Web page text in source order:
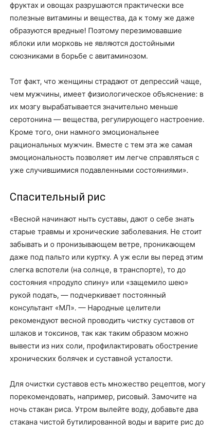
фруктах и овощах разрушаются практически все
полезные витамины и вещества, да к тому же даже
образуются вредные! Поэтому перезимовавшие
яблоки или морковь не являются достойными
союзниками в борьбе с авитаминозом.
Тот факт, что женщины страдают от депрессий чаще,
чем мужчины, имеет физиологическое объяснение: в
их мозгу вырабатывается значительно меньше
серотонина — вещества, регулирующего настроение.
Кроме того, они намного эмоциональнее
рациональных мужчин. Вместе с тем эта же самая
эмоциональность позволяет им легче справляться с
уже случившимися подавленными состояниями».
Спасительный рис
«Весной начинают ныть суставы, дают о себе знать
старые травмы и хронические заболевания. Не стоит
забывать и о пронизывающем ветре, проникающем
даже под пальто или куртку. А уж если вы перед этим
слегка вспотели (на солнце, в транспорте), то до
состояния «продуло спину» или «защемило шею»
рукой подать, — подчеркивает постоянный
консультант «МЛ». — Народные целители
рекомендуют весной проводить чистку суставов от
шлаков и токсинов, так как таким образом можно
вывести из них соли, профилактировать обострение
хронических болячек и суставной усталости.
Для очистки суставов есть множество рецептов, могу
порекомендовать, например, рисовый. Замочите на
ночь стакан риса. Утром вылейте воду, добавьте два
стакана чистой бутилированной воды и варите рис до